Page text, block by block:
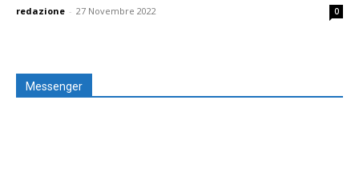
redazione - 27 Novembre 2022 0
Messenger